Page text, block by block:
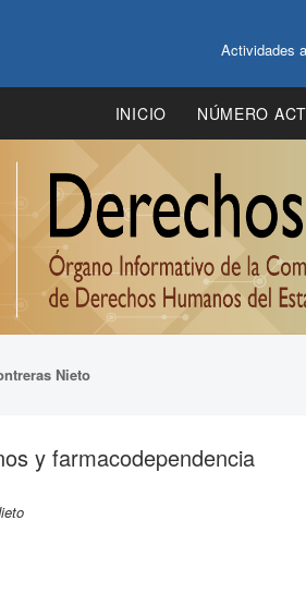
Actividades
INICIO NÚMERO
Nieto
y farmacodependencia